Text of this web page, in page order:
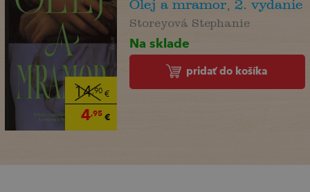
14,90€
4,95€
Olej a mramor, 2. vydanie
Storeyová Stephanie
Na sklade
pridať do košíka